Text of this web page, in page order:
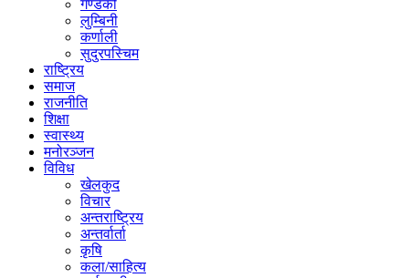
गण्डकी
लुम्बिनी
कर्णाली
सुदुरपस्चिम
राष्ट्रिय
समाज
राजनीति
शिक्षा
स्वास्थ्य
मनोरञ्जन
विविध
खेलकुद
विचार
अन्तराष्ट्रिय
अन्तर्वार्ता
कृषि
कला/साहित्य